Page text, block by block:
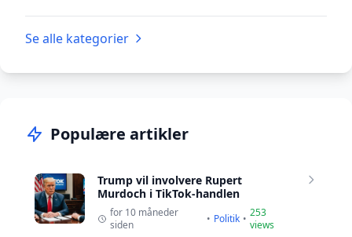
Se alle kategorier
Populære artikler
Trump vil involvere Rupert
Murdoch i TikTok-handlen
for 10 måneder
siden
• Politik • 253
views